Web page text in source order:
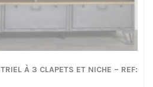
À 3 CLAPETS ET NICHE – REF: